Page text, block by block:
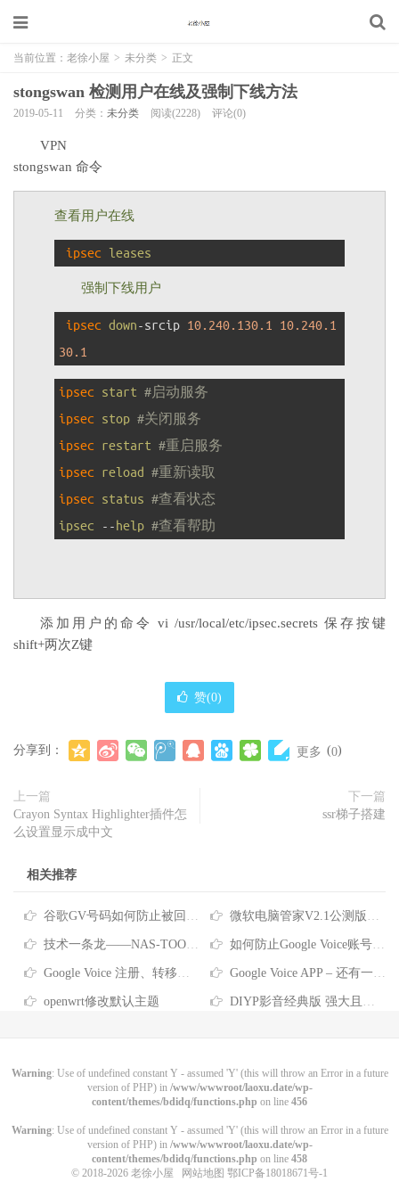
当前位置： 老徐小屋 > 未分类 > 正文
stongswan 检测用户在线及强制下线方法
2019-05-11 分类： 未分类 阅读(2228) 评论(0)
VPN
stongswan 命令
查看用户在线
ipsec leases
强制下线用户
ipsec down-srcip 10.240.130.1
10.240.1
30.1
ipsec start #启动服务
ipsec stop #关闭服务
ipsec restart #重启服务
ipsec reload
#重新读取
ipsec status #查看状态
ipsec
-- help #查看帮助
添加用户的命令 vi /usr/local/etc/ipsec.secrets 保存按键
shift+两次Z键
赞(0)
分享到： 更多 (0)
上一篇
Crayon Syntax Highlighter插件怎
么设置显示成中文
下一篇
ssr梯子搭建
相关推荐
谷歌GV号码如何防止被回收？Google Voice号码回收政策及防回收的方法 微软电脑管家V2.1公测版正式发布分享
技术一条龙——NAS-TOOL影视搜索、下载、搜刮观看完全指南 如何防止Google Voice账号被回收？看这里~
Google Voice 注册、转移、使用教程 Google Voice APP – 还有一件事… 拨打电话前请验证您自己的电话号码 拨号要关联号码？这是没设置对哦
openwrt修改默认主题 DIYP影音经典版 强大且良心的盒子直播
Warning: Use of undefined constant Y - assumed 'Y' (this will throw an Error in a future
version of PHP) in /www/wwwroot/laoxu.date/wp-
content/themes/bdidq/functions.php on line 456
Warning: Use of undefined constant Y - assumed 'Y' (this will throw an Error in a future
version of PHP) in /www/wwwroot/laoxu.date/wp-
content/themes/bdidq/functions.php on line 458
© 2018-2026 老徐小屋 网站地图 鄂ICP备18018671号-1